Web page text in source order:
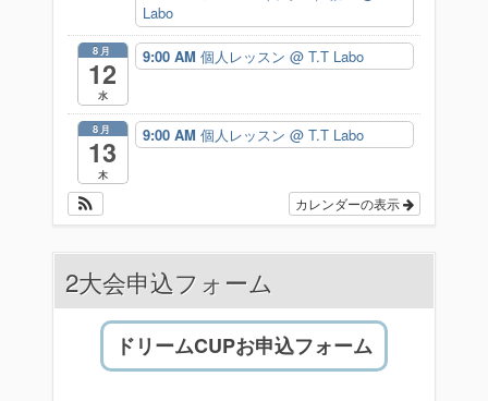
Labo
8月
12
水
9:00 AM 個人レッスン @ T.T Labo
8月
13
木
9:00 AM 個人レッスン @ T.T Labo
カレンダーの表示
2大会申込フォーム
ドリームCUPお申込フォーム